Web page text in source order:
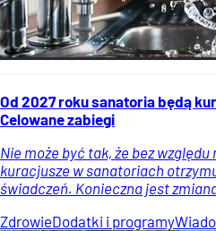
Od 2027 roku sanatoria będą
Celowane zabiegi
Nie może być tak, że bez
kuracjusze w sanatoriach
świadczeń. Konieczna jest
ZdrowieDodatki i programy